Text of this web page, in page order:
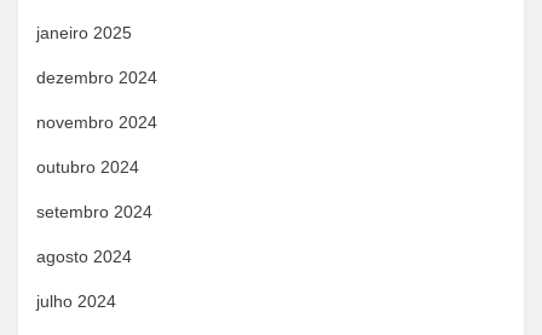
janeiro 2025
dezembro 2024
novembro 2024
outubro 2024
setembro 2024
agosto 2024
julho 2024